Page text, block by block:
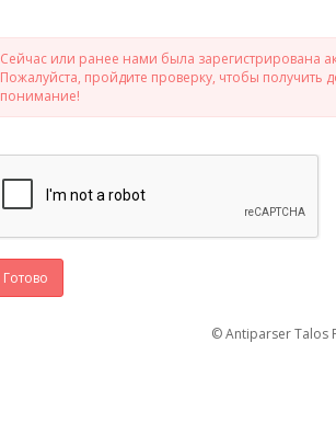
Сейчас или ранее нами была зарегистрирована
Пожалуйста, пройдите проверку, чтобы
понимание!
Готово
© Antiparser Talos